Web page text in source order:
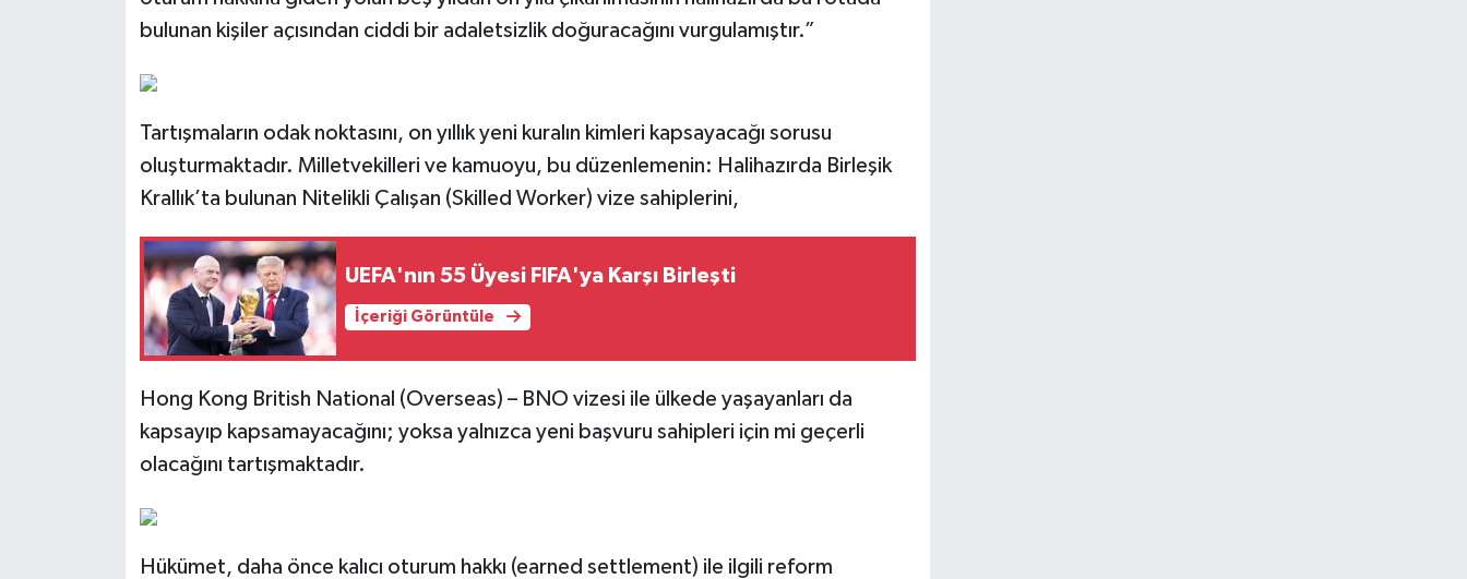
bulunan kişiler açısından ciddi bir adaletsizlik doğuracağını vurgulamıştır.”
Tartışmaların odak noktasını, on yıllık yeni kuralın kimleri kapsayacağı sorusu
oluşturmaktadır. Milletvekilleri ve kamuoyu, bu düzenlemenin: Halihazırda Birleşik
Krallık’ta bulunan Nitelikli Çalışan (Skilled Worker) vize sahiplerini,
UEFA'nın 55 Üyesi FIFA'ya Karşı Birleşti
İçeriği Görüntüle
Hong Kong British National (Overseas) – BNO vizesi ile ülkede yaşayanları da
kapsayıp kapsamayacağını; yoksa yalnızca yeni başvuru sahipleri için mi geçerli
olacağını tartışmaktadır.
Hükümet, daha önce kalıcı oturum hakkı (earned settlement) ile ilgili reform